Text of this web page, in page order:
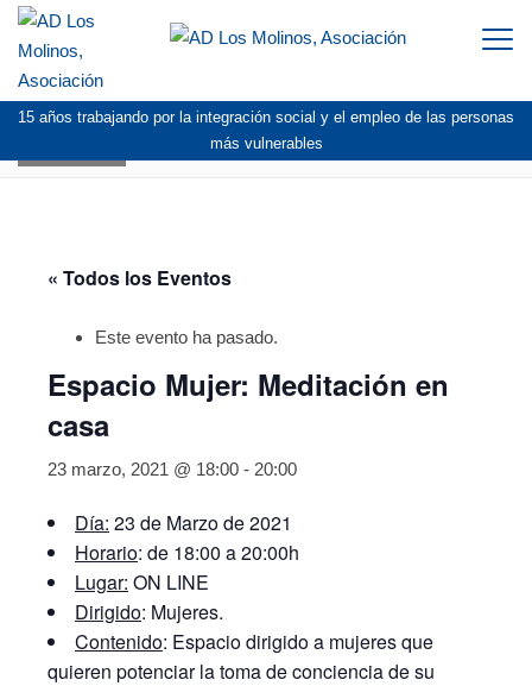
15 años trabajando por la integración social y el empleo de las personas
más vulnerables
« Todos los Eventos
Este evento ha pasado.
Espacio Mujer: Meditación en
casa
23 marzo, 2021 @ 18:00 - 20:00
Día: 23 de Marzo de 2021
Horario: de 18:00 a 20:00h
Lugar: ON LINE
Dirigido: Mujeres.
Contenido: Espacio dirigido a mujeres que
quieren potenciar la toma de conciencia de su